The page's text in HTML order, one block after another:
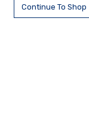
Continue To Shop